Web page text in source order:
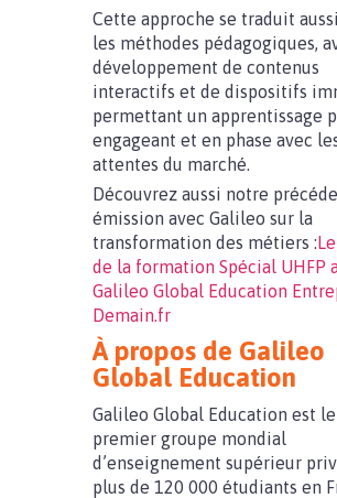
Cette approche se traduit
les méthodes pédagogiques,
développement de contenus
interactifs et de dispositifs
permettant un apprentissage
engageant et en phase avec
attentes du marché.
Découvrez aussi notre
émission avec Galileo sur la
transformation des métiers :
de la formation Spécial UHFP
Galileo Global Education
Demain.fr
À propos de Galileo
Global Education
Galileo Global Education est le
premier groupe mondial
d’enseignement supérieur
plus de 120 000 étudiants en